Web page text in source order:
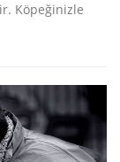
Köpeğinizle